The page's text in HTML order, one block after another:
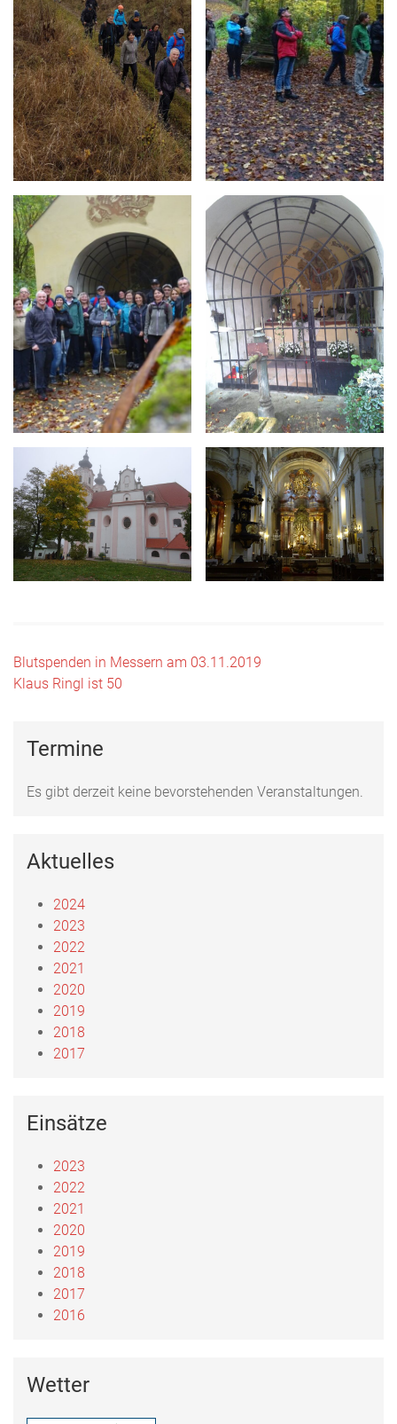
Beitrags-
Navigation
Blutspenden in Messern am 03.11.2019
Klaus Ringl ist 50
Termine
Es gibt derzeit keine bevorstehenden Veranstaltungen.
Aktuelles
2024
2023
2022
2021
2020
2019
2018
2017
Einsätze
2023
2022
2021
2020
2019
2018
2017
2016
Wetter